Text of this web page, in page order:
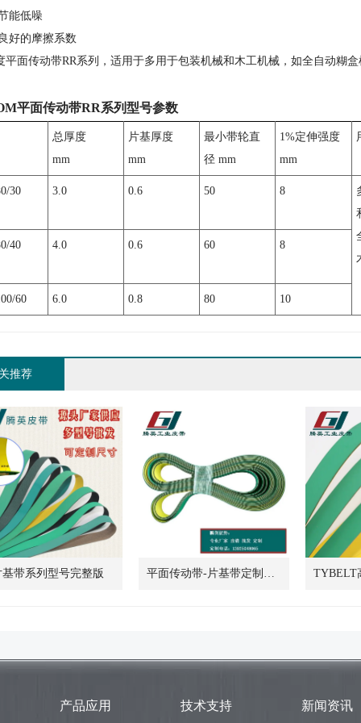
能低噪
好的摩擦系数
平面传动带RR系列，适用于多用于包装机械和木工机械，如全自动糊
平面传动带RR系列型号参数
总厚度
mm
片基厚度
mm
最小带轮直
径 mm
1%定伸强度
mm
30 3.0 0.6 50 8
40 4.0 0.6 60 8
60 6.0 0.8 80 10
推荐
基带系列型号完整版 平面传动带-片基带定制批发
产品应用 技术支持 新闻资讯